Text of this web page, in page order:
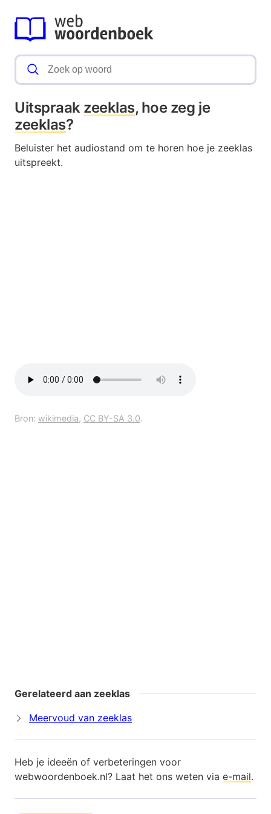
Uitspraak zeeklas, hoe zeg je
zeeklas?
Beluister het audiostand om te horen hoe je zeeklas
uitspreekt.
Bron: wikimedia, CC BY-SA 3.0.
Gerelateerd aan zeeklas
Meervoud van zeeklas
Heb je ideeën of verbeteringen voor
webwoordenboek.nl? Laat het ons weten via e-mail.